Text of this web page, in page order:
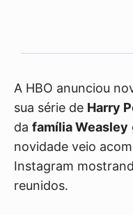
A HBO anunciou
sua série de Harry
da família Weasley
novidade veio
Instagram
reunidos.